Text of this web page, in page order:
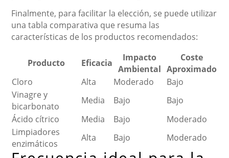
Finalmente, para facilitar la elección, se puede utilizar
una tabla comparativa que resuma las
características de los productos recomendados:
Producto Eficacia
Impacto
Ambiental
Coste
Aproximado
Cloro
Alta Moderado
Bajo
Vinagre y
bicarbonato
Media Bajo
Bajo
Ácido cítrico
Media Bajo
Moderado
Limpiadores
enzimáticos
Alta Bajo Moderado